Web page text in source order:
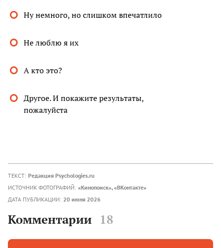
Ну немного, но слишком впечатлило
Не люблю я их
А кто это?
Другое. И покажите результаты,
пожалуйста
ТЕКСТ: Редакция Psychologies.ru
ИСТОЧНИК ФОТОГРАФИЙ: «Кинопоиск», «ВКонтакте»
ДАТА ПУБЛИКАЦИИ: 20 июня 2026
Комментарии 18